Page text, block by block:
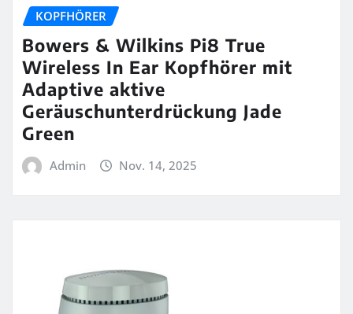
KOPFHÖRER
Bowers & Wilkins Pi8 True
Wireless In Ear Kopfhörer mit
Adaptive aktive
Geräuschunterdrückung Jade
Green
Admin Nov. 14, 2025